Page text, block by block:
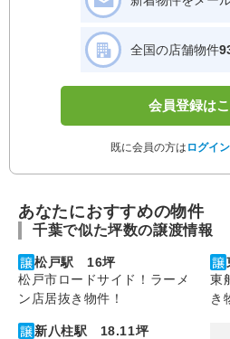
全国の店舗物件
会員登録は
既に会員の方は ログイン
あなたにおすすめの物件
千葉で似た坪数の譲渡情報
松戸駅 16坪
松戸市ロードサイド！ラーメ
ン店居抜き物件！
東
き
新八柱駅 18.11坪